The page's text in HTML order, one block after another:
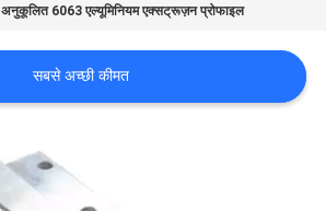
अनुकूलित 6063 एल्यूमिनियम एक्सट्रूज़न प्रोफाइल
सबसे अच्छी कीमत